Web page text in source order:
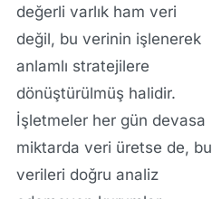
değerli varlık ham veri
değil, bu verinin işlenerek
anlamlı stratejilere
dönüştürülmüş halidir.
İşletmeler her gün devasa
miktarda veri üretse de, bu
verileri doğru analiz